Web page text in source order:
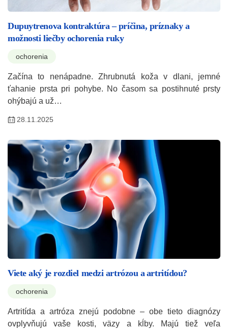
Dupuytrenova kontraktúra – príčina, príznaky a
možnosti liečby ochorenia ruky
ochorenia
Začína to nenápadne. Zhrubnutá koža v dlani, jemné
ťahanie prsta pri pohybe. No časom sa postihnuté prsty
ohýbajú a už…
28.11.2025
Viete aký je rozdiel medzi artrózou a artritídou?
ochorenia
Artritída a artróza znejú podobne – obe tieto diagnózy
ovplyvňujú vaše kosti, väzy a kĺby. Majú tiež veľa